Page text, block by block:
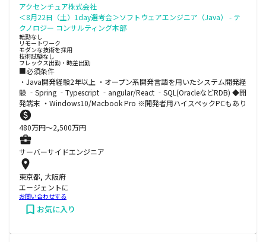
アクセンチュア株式会社
＜8月22日（土）1day選考会＞ソフトウェアエンジニア（Java） - テ
クノロジー コンサルティング本部
転勤なし
リモートワーク
モダンな技術を採用
技術試験なし
フレックス出勤・時差出勤
■必須条件
・Java開発経験2年以上 ・オープン系開発言語を用いたシステム開発経
験 ‐Spring ‐Typescript ‐angular/React ‐SQL(OracleなどRDB) ◆開
発端末 ・Windows10/Macbook Pro ※開発者用ハイスペックPCもあり
480万円〜2,500万円
サーバーサイドエンジニア
東京都, 大阪府
エージェントに
お問い合わせする
お気に入り